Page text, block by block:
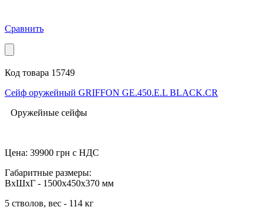
Сравнить
Код товара 15749
Сейф оружейный GRIFFON GE.450.E.L BLACK.CR
Оружейные сейфы
Цена: 39900 грн с НДС
Габаритные размеры:
ВхШхГ - 1500x450x370 мм
5 стволов, вес - 114 кг